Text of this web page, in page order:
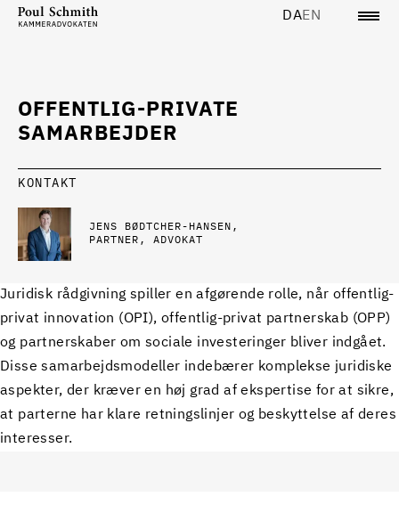
DAEN
OFFENTLIG-PRIVATE
SAMARBEJDER
KONTAKT
JENS BØDTCHER-HANSEN
PARTNER, ADVOKAT
Juridisk rådgivning spiller en afgørende rolle, når offentlig-
privat innovation (OPI), offentlig-privat partnerskab (OPP)
og partnerskaber om sociale investeringer bliver indgået.
Disse samarbejdsmodeller indebærer komplekse juridiske
aspekter, der kræver en høj grad af ekspertise for at sikre,
at parterne har klare retningslinjer og beskyttelse af deres
interesser.